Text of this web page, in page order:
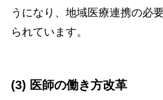
うになり、地域医療連携の必
られています。
(3) 医師の働き方改革